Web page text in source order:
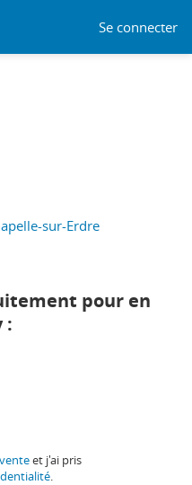
Se connecter
sur-Erdre
pour en
:
et j'ai pris
.